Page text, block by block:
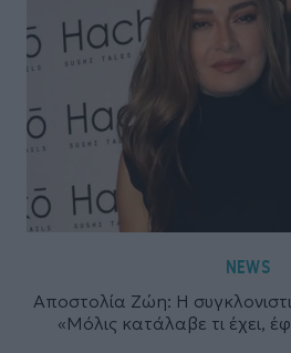
NEWS
Αποστολία Ζώη: Η
«Μόλις κατάλαβε τι έχει,